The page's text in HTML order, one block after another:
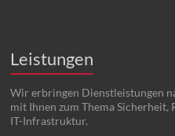
Leistungen
Wir erbringen Dienstleistungen
mit Ihnen zum Thema
IT-Infrastruktur.